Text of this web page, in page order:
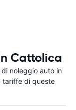
Cattolica
noleggio auto in
tariffe di queste